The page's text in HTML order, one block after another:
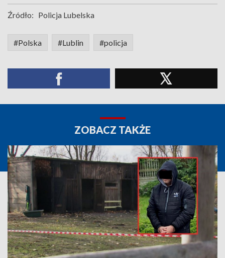
Źródło: Policja Lubelska
#Polska #Lublin #policja
ZOBACZ TAKŻE